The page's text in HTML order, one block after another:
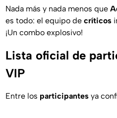
Nada más y nada menos que
es todo: el equipo de críticos
¡Un combo explosivo!
Lista oficial de
VIP
Entre los participantes ya